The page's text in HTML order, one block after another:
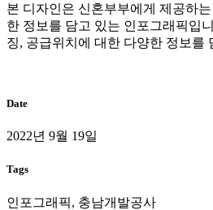
본 디자인은 신혼부부에게 제공하
한 정보를 담고 있는 인포그래픽입
징, 공급위치에 대한 다양한 정보를
Date
2022년 9월 19일
Tags
인포그래픽, 충남개발공사